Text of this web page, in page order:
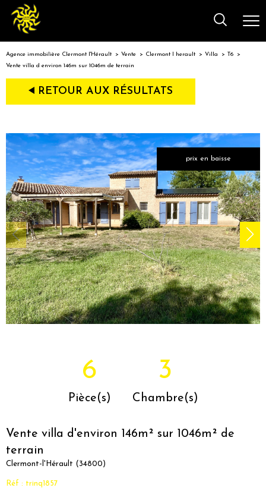
Agence immobilière Clermont l'Hérault Vente Clermont l herault Villa T6
Vente villa d environ 146m sur 1046m de terrain
RETOUR AUX RÉSULTATS
prix en baisse
6
Pièce(s)
3
Chambre(s)
Vente villa d'environ 146m² sur 1046m² de
terrain
Clermont-l'Hérault (34800)
Réf : trinq1857